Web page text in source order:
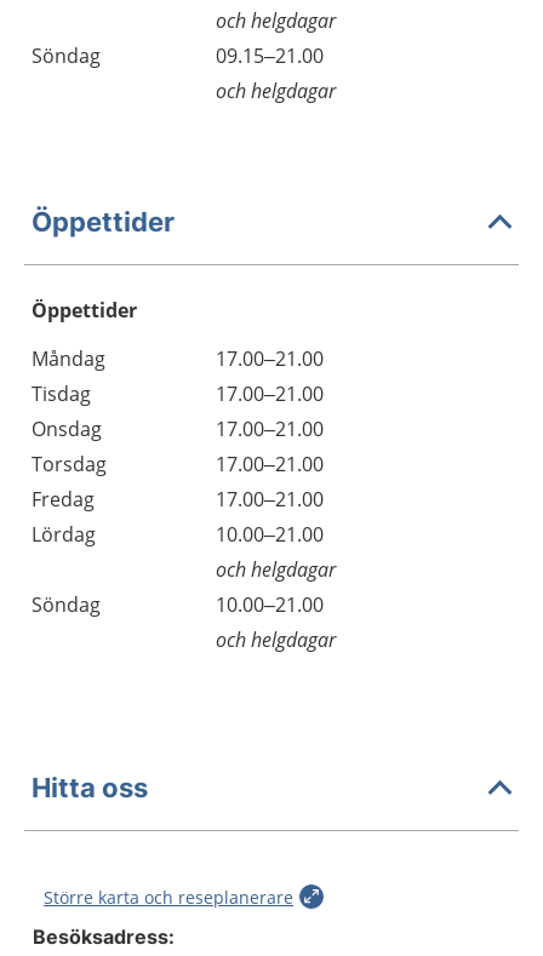
och helgdagar
Söndag
09.15–21.00
och helgdagar
Öppettider
Öppettider
Dag
Öppettider
Kommentarer
Måndag
17.00–21.00
Tisdag
17.00–21.00
Onsdag
17.00–21.00
Torsdag
17.00–21.00
Fredag
17.00–21.00
Lördag
10.00–21.00
och helgdagar
Söndag
10.00–21.00
och helgdagar
Hitta oss
Större karta och reseplanerare
Besöksadress: